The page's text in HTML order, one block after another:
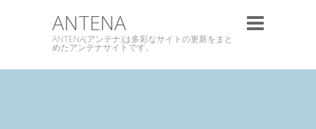
ANTENA
ANTENA(アンテナ)は多彩なサイトの更新をまと
めたアンテナサイトです。